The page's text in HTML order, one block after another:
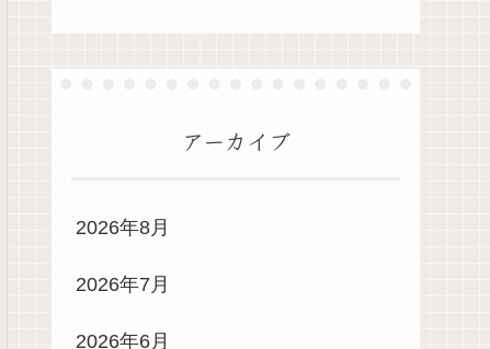
アーカイブ
2026年8月
2026年7月
2026年6月